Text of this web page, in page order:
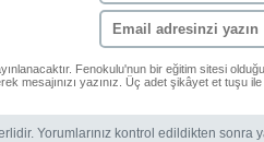
Fenokulu'nun bir eğitim sitesi
mesajınızı yazınız. Üç adet şikâyet et tuşu
Yorumlarınız kontrol edildikten sonra